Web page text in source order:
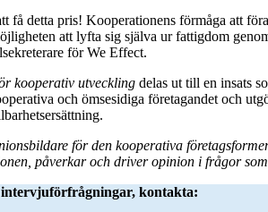
få detta pris! Kooperationens förmåga att
att lyfta sig själva ur fattigdom
för We Effect.
kooperativ utveckling delas ut till en insats
och ömsesidiga företagandet och
för den kooperativa
påverkar och driver opinion i frågor
kontakta: